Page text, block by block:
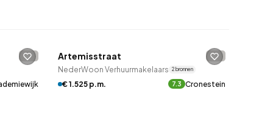
- Artemisstraat -
NederWoon Verhuurmakelaars 2 bronnen
€ 1.525 p.m. 7.3 Cronestein